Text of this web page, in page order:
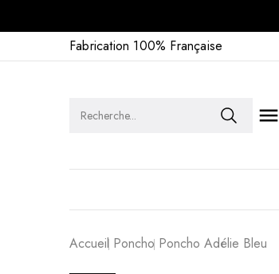
Fabrication 100% Française

Accueil Poncho Poncho Adélie Bleu